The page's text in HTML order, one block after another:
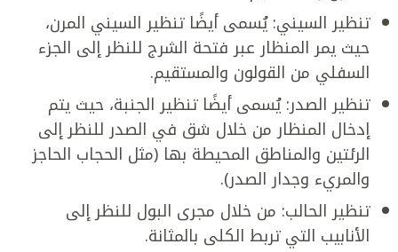
تنظير السيني: يُسمى أيضًا تنظير السيني المرن،
حيث يمر المنظار عبر فتحة الشرج للنظر إلى الجزء
السفلي من القولون والمستقيم.
تنظير الصدر: يُسمى أيضًا تنظير الجنبة، حيث يتم
إدخال المنظار من خلال شق في الصدر للنظر إلى
الرئتين والمناطق المحيطة بها (مثل الحجاب الحاجز
والمريء وجدار الصدر).
تنظير الحالب: من خلال مجرى البول للنظر إلى
الأنابيب التي تربط الكلى بالمثانة.